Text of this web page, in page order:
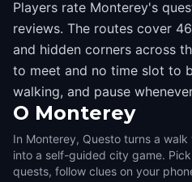
Players rate Monterey's
reviews. The routes cover
and hidden corners across
to meet and no time slot to
walking, and pause
O Monterey
In Monterey, Questo turns a
into a self-guided city game.
quests, follow clues on your